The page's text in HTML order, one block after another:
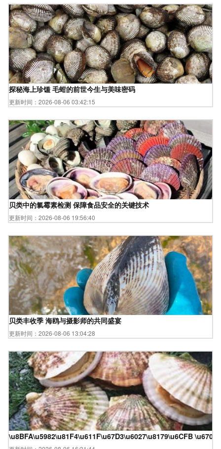
探秘海上珍馐 毛蚶的前世今生与美味密码
更新时间：2026-08-06 03:42:15
贝类中的氯霉素检测 保障食品安全的关键技术
更新时间：2026-08-06 19:56:40
贝类丰收季 海鸥与摄影师的共同盛宴
更新时间：2026-08-06 13:04:28
\u8BFA\u5982\u81F4\u611F\u67D3\u6027\u8179\u6CFB